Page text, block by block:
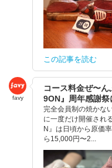
この記事を読む
favy
コース料金ぜ〜
9ON』周年感謝
完全会員制の焼かな
に一度だけ開催され
N』は日頃から原価
ら15,000円〜2...